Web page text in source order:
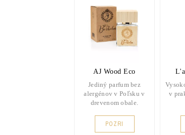
AJ Wood Eco
Jediný parfum bez
alergénov v Poľsku v
drevenom obale.
POZRI
v